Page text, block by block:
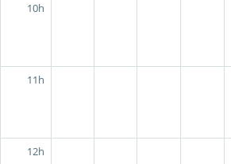
10h
11h
12h